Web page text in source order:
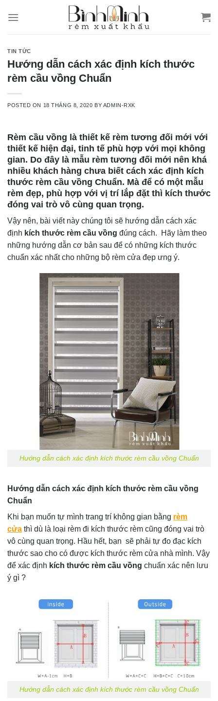
TIN TỨC
Hướng dẫn cách xác định kích thước
rèm cầu vồng Chuẩn
POSTED ON 18 THÁNG 8, 2020 BY ADMIN-RXK
Rèm cầu vồng là thiết kế rèm tương đối mới với
thiết kế hiện đại, tinh tế phù hợp với mọi không
gian. Do đây là mẫu rèm tương đối mới nên khá
nhiều khách hàng chưa biết cách xác định kích
thước rèm cầu vồng Chuẩn. Mà để có một mẫu
rèm đẹp, phù hợp với vị trí lắp đặt thì kích thước
đóng vai trò vô cùng quan trọng.
Vậy nên, bài viết này chúng tôi sẽ hướng dẫn cách xác
định kích thước rèm cầu vồng đúng cách. Hãy làm theo
những hướng dẫn cơ bản sau để có những kích thước
chuẩn xác nhất cho những bộ rèm cửa đẹp ưng ý.
Hướng dẫn cách xác định kích thước rèm cầu vồng Chuẩn
Hướng dẫn cách xác định kích thước rèm cầu vồng
Chuẩn
Khi bạn muốn tự mình trang trí không gian bằng rèm
cửa thì dù là loại rèm đi kích thước rèm cũng đóng vai trò
vô cùng quan trọng. Hầu hết, bạn sẽ phải tự đo đạc kích
thước sao cho có được kích thước rèm cửa nhà mình. Vậy
để xác định kích thước rèm cầu vồng chuẩn xác nên lưu
ý gì ?
Hướng dẫn cách xác định kích thước rèm cầu vồng Chuẩn